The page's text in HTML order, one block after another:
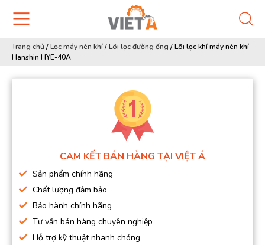
Trang chủ /Lọc máy nén khí/Lõi lọc đường ống /Lõi lọc khí máy nén khí
Hanshin HYE-40A
CAM KẾT BÁN HÀNG TẠI VIỆT Á
Sản phẩm chính hãng
Chất lượng đảm bảo
Bảo hành chính hãng
Tư vấn bán hàng chuyên nghiệp
Hỗ trợ kỹ thuật nhanh chóng